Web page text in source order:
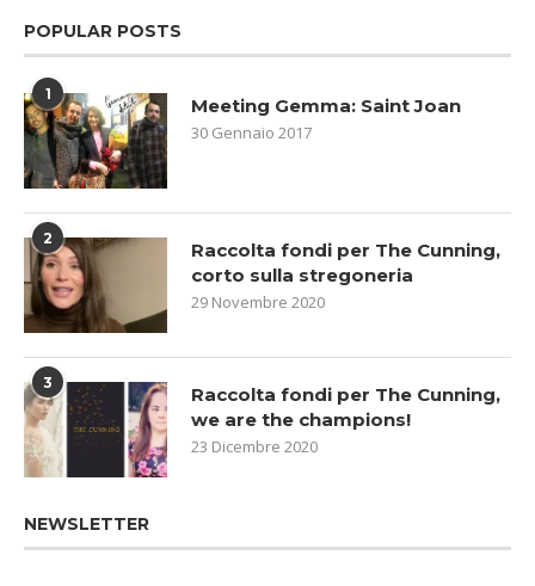
POPULAR POSTS
1 Meeting Gemma: Saint Joan
30 Gennaio 2017
2
Raccolta fondi per The Cunning,
corto sulla stregoneria
29 Novembre 2020
3
Raccolta fondi per The Cunning,
we are the champions!
23 Dicembre 2020
NEWSLETTER